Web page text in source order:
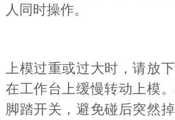
人同时操作。
上模过重或过大时，请放
在工作台上缓慢转动上模
脚踏开关，避免碰后突然